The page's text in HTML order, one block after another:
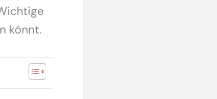
könnt.